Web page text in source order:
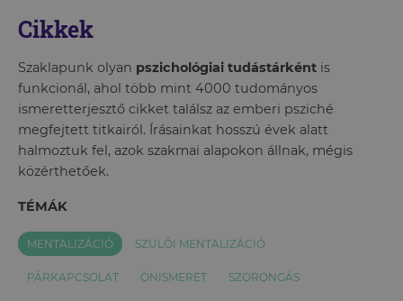
Cikkek
Szaklapunk olyan pszichológiai tudástárként is
funkcionál, ahol több mint 4000 tudományos
ismeretterjesztő cikket találsz az emberi psziché
megfejtett titkairól. Írásainkat hosszú évek alatt
halmoztuk fel, azok szakmai alapokon állnak, mégis
közérthetőek.
TÉMÁK
MENTALIZÁCIÓ SZÜLŐI MENTALIZÁCIÓ
PÁRKAPCSOLAT ÖNISMERET SZORONGÁS